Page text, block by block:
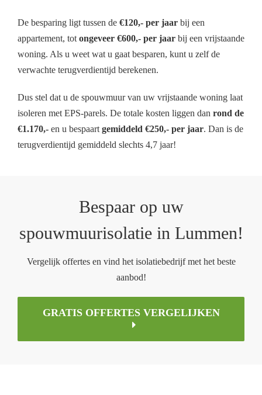
De besparing ligt tussen de €120,- per jaar bij een
appartement, totongeveer €600,- per jaar bij een vrijstaande
woning. Als u weet wat u gaat besparen, kunt u zelf de
verwachte terugverdientijd berekenen.
Dus stel dat u de spouwmuur van uw vrijstaande woning laat
isoleren met EPS-parels. De totale kosten liggen dan rond de
€1.170,- en u bespaartgemiddeld €250,- per jaar. Dan is de
terugverdientijd gemiddeld slechts 4,7 jaar!
Bespaar op uw
spouwmuurisolatie in Lummen!
Vergelijk offertes en vind het isolatiebedrijf met het beste
aanbod!
GRATIS OFFERTES VERGELIJKEN